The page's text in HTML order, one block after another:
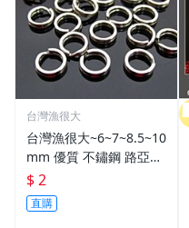
台灣漁很大
台灣漁很大~6~7~8.5~10
mm 優質 不鏽鋼 路亞環
S型開口 扁平 打扁 打平
$ 2
直購